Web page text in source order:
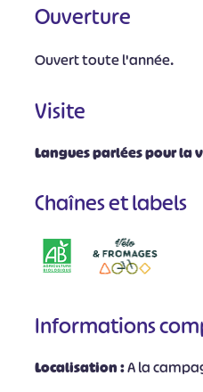
Ouverture
Ouvert toute l'année.
Visite
Langues parlées pour la
Chaînes et labels
Informations
Localisation :A la